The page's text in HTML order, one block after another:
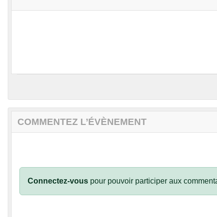
COMMENTEZ L’ÉVÈNEMENT
Connectez-vous pour pouvoir participer aux